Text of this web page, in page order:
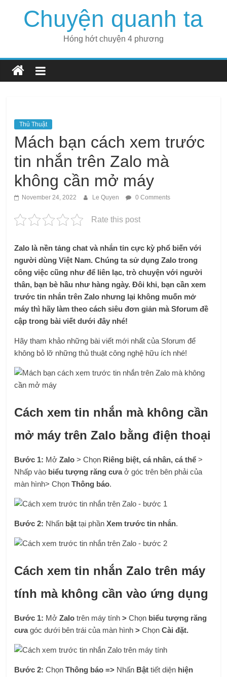
Chuyện quanh ta
Hóng hớt chuyện 4 phương
Thủ Thuật
Mách bạn cách xem trước
tin nhắn trên Zalo mà
không cần mở máy
November 24, 2022 Le Quyen 0 Comments
Rate this post
Zalo là nền tảng chat và nhắn tin cực kỳ phổ biến với
người dùng Việt Nam. Chúng ta sử dụng Zalo trong
công việc cũng như để liên lạc, trò chuyện với người
thân, bạn bè hầu như hàng ngày. Đôi khi, bạn cần xem
trước tin nhắn trên Zalo nhưng lại không muốn mở
máy thì hãy làm theo cách siêu đơn giản mà Sforum đề
cập trong bài viết dưới đây nhé!
Hãy tham khảo những bài viết mới nhất của Sforum để
không bỏ lỡ những thủ thuật công nghệ hữu ích nhé!
Cách xem tin nhắn mà không cần
mở máy trên Zalo bằng điện thoại
Bước 1: MởZalo > Chọn Riêng biệt, cá nhân, cá thể >
Nhấp vào biểu tượng răng cưaở góc trên bên phải của
màn hình> ChọnThông báo.
Bước 2: Nhấn bật tại phầnXem trước tin nhắn.
Cách xem tin nhắn Zalo trên máy
tính mà không cần vào ứng dụng
Bước 1: MởZalotrên máy tính> Chọn biểu tượng răng
cưagóc dưới bên trái của màn hình > ChọnCài đặt.
Bước 2:ChọnThông báo => Nhấn Bậttiết diện hiện